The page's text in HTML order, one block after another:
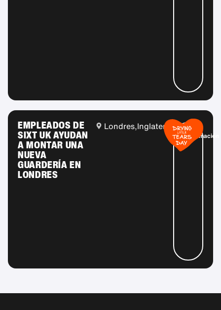
EMPLEADOS DE
SIXT UK AYUDAN
A MONTAR UNA
NUEVA
GUARDERÍA EN
LONDRES
Londres,Inglaterra Más
información